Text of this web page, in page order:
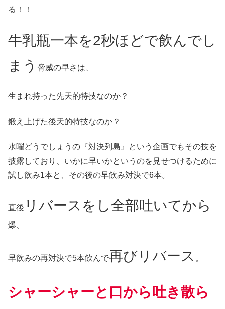
る！！
牛乳瓶一本を2秒ほどで飲んでし
まう 脅威の早さは、
生まれ持った先天的特技なのか？
鍛え上げた後天的特技なのか？
水曜どうでしょうの『対決列島』という企画でもその技を
披露しており、いかに早いかというのを見せつけるために
試し飲み1本と、その後の早飲み対決で6本。
直後 リバースをし全部吐いてから
爆、
早飲みの再対決で5本飲んで再びリバース 。
シャーシャーと口から吐き散ら